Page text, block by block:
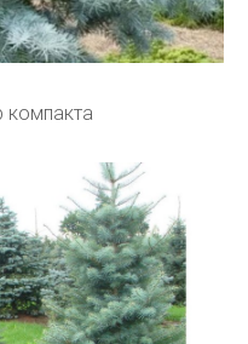
компакта